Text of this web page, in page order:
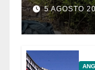
5 AGOSTO